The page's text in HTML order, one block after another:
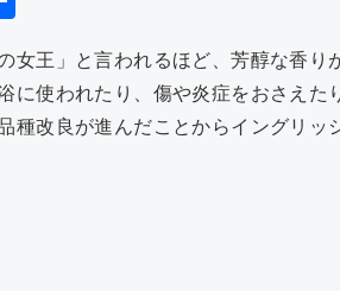
女王」と言われるほど、芳醇な香
に使われたり、傷や炎症をおさえ
種改良が進んだことからイングリッ